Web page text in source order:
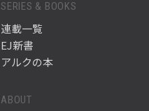
SERIES & BOOKS
連載一覧
EJ新書
アルクの本
ABOUT